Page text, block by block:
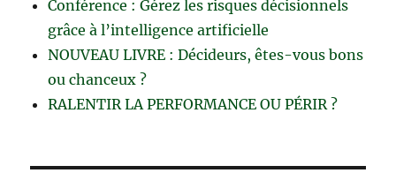
Conférence : Gérez les risques décisionnels
grâce à l’intelligence artificielle
NOUVEAU LIVRE : Décideurs, êtes-vous bons
ou chanceux ?
RALENTIR LA PERFORMANCE OU PÉRIR ?